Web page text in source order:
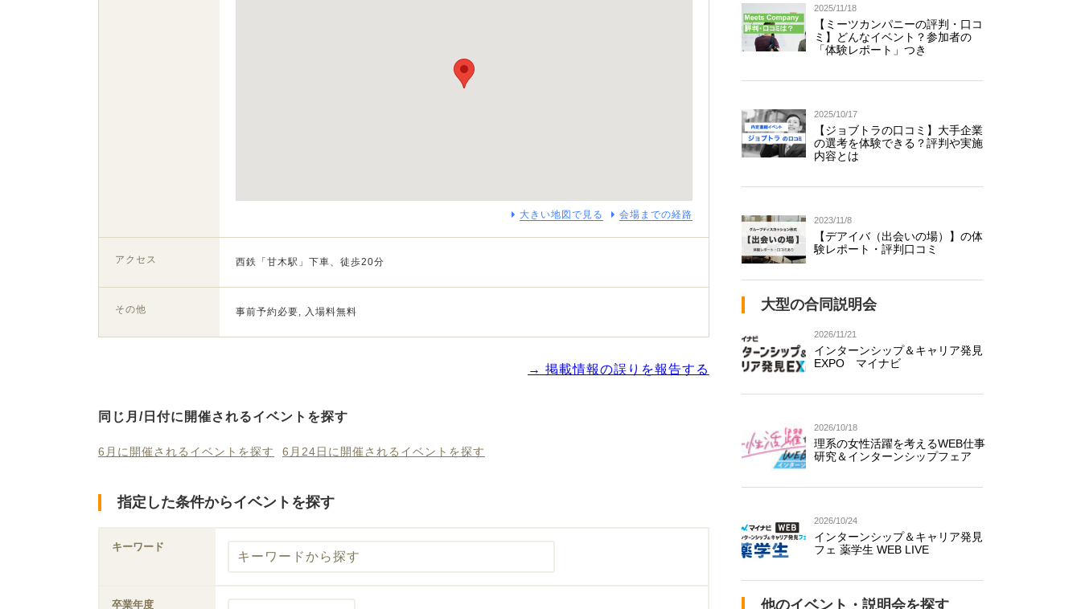
大きい地図で見る 会場までの経路
アクセス 西鉄「甘木駅」下車、徒歩20分
その他 事前予約必要, 入場料無料
→ 掲載情報の誤りを報告する
同じ月/日付に開催されるイベントを探す
6月に開催されるイベントを探す 6月24日に開催されるイベントを探す
指定した条件からイベントを探す
キーワード
卒業年度
2025/11/18
【ミーツカンパニーの評判・口コ
ミ】どんなイベント？参加者の
「体験レポート」つき
2025/10/17
【ジョブトラの口コミ】大手企業
の選考を体験できる？評判や実施
内容とは
2023/11/8
【デアイバ（出会いの場）】の体
験レポート・評判口コミ
大型の合同説明会
2026/11/21
インターンシップ＆キャリア発見
EXPO マイナビ
2026/10/18
理系の女性活躍を考えるWEB仕事
研究＆インターンシップフェア
2026/10/24
インターンシップ＆キャリア発見
フェ 薬学生 WEB LIVE
他のイベント・説明会を探す